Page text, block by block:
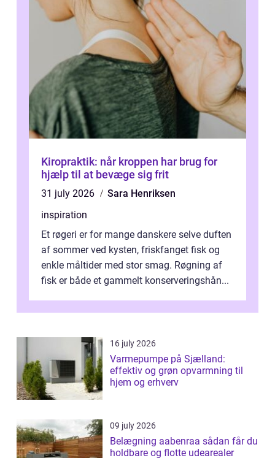
Kiropraktik: når kroppen har brug for
hjælp til at bevæge sig frit
31 july 2026
Sara Henriksen
inspiration
Et røgeri er for mange danskere selve duften
af sommer ved kysten, friskfanget fisk og
enkle måltider med stor smag. Røgning af
fisk er både et gammelt konserveringshån...
16 july 2026
Varmepumpe på Sjælland:
effektiv og grøn opvarmning til
hjem og erhverv
09 july 2026
Belægning aabenraa sådan får du
holdbare og flotte udearealer